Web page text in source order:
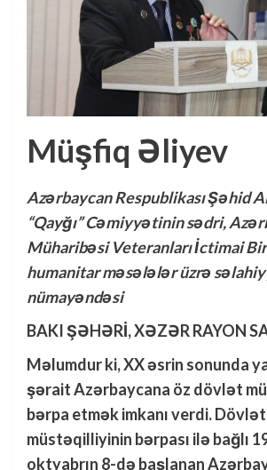
Müşfiq Əliyev
Azərbaycan Respublikası Şəhid
“Qayğı” Cəmiyyətinin sədri,
Müharibəsi Veteranları İctimai
humanitar məsələlər üzrə
nümayəndəsi
BAKI ŞƏHƏRİ, XƏZƏR RAYON
Məlumdur ki, XX əsrin sonunda
şərait Azərbaycana öz dövlət
bərpa etmək imkanı verdi. Dövlət
müstəqilliyinin bərpası ilə bağlı
oktyabrın 8-də başlanan